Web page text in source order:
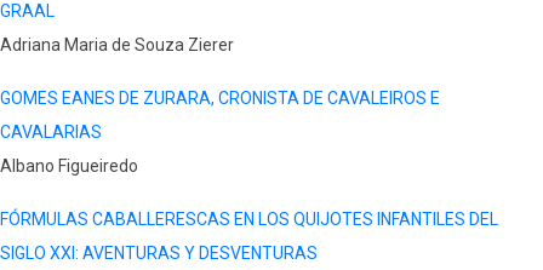
GRAAL
Adriana Maria de Souza Zierer
GOMES EANES DE ZURARA, CRONISTA DE CAVALEIROS E
CAVALARIAS
Albano Figueiredo
FÓRMULAS CABALLERESCAS EN LOS QUIJOTES INFANTILES DEL
SIGLO XXI: AVENTURAS Y DESVENTURAS